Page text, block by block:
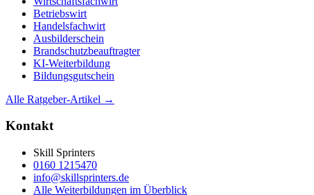
Betriebswirt
Handelsfachwirt
Ausbilderschein
Brandschutzbeauftragter
KI-Weiterbildung
Bildungsgutschein
Alle Ratgeber-Artikel →
Kontakt
Skill Sprinters
0160 1215470
info@skillsprinters.de
Alle Weiterbildungen im Überblick